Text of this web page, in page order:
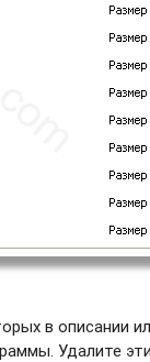
в описании
Удалите